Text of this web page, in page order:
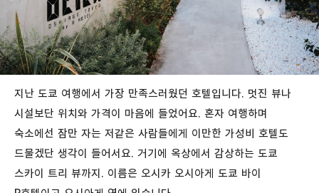
지난 도쿄 여행에서 가장 만족스러웠던 호텔입니다. 멋진 뷰나
시설보단 위치와 가격이 마음에 들었어요. 혼자 여행하며
숙소에선 잠만 자는 저같은 사람들에게 이만한 가성비 호텔도
드물겠단 생각이 들어서요. 거기에 옥상에서 감상하는 도쿄
스카이 트리 뷰까지. 이름은 오시카 오시아게 도쿄 바이